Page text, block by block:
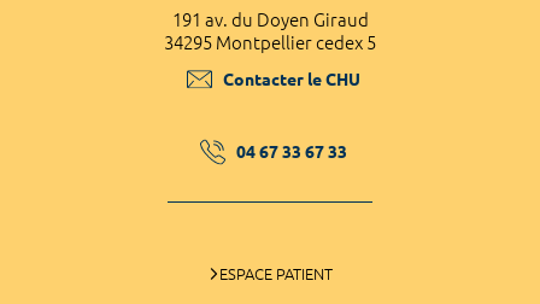
191 av. du Doyen Giraud
34295 Montpellier cedex 5
Contacter le CHU
04 67 33 67 33
ESPACE PATIENT